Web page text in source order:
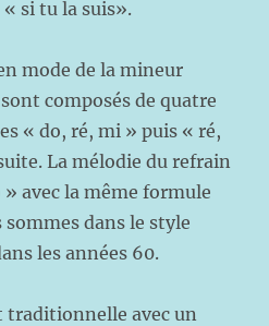
si tu la suis».
de la mineur
composés de quatre
« do, ré, mi » puis « ré,
La mélodie du refrain
» avec la même formule
dans le style
les années 60.
avec un